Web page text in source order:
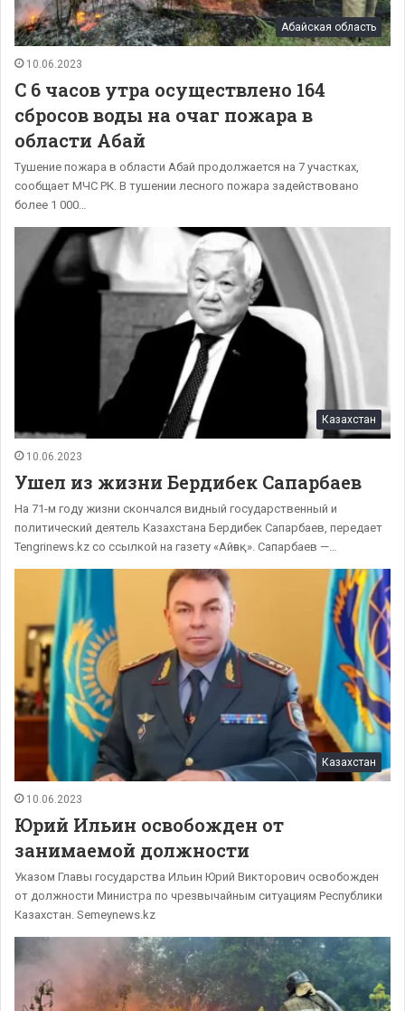
Абайская область
10.06.2023
С 6 часов утра осуществлено 164
сбросов воды на очаг пожара в
области Абай
Тушение пожара в области Абай продолжается на 7 участках,
сообщает МЧС РК. В тушении лесного пожара задействовано
более 1 000…
Казахстан
10.06.2023
Ушел из жизни Бердибек Сапарбаев
На 71-м году жизни скончался видный государственный и
политический деятель Казахстана Бердибек Сапарбаев, передает
Tengrinews.kz со ссылкой на газету «Айғақ». Сапарбаев —…
Казахстан
10.06.2023
Юрий Ильин освобожден от
занимаемой должности
Указом Главы государства Ильин Юрий Викторович освобожден
от должности Министра по чрезвычайным ситуациям Республики
Казахстан. Semeynews.kz